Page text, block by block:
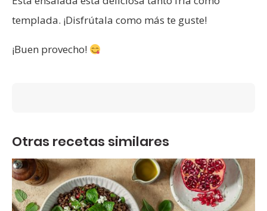
templada. ¡Disfrútala como más te guste!
¡Buen provecho!
Otras recetas similares